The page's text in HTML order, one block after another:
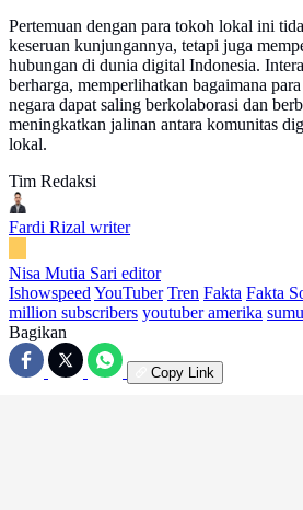
Pertemuan dengan para tokoh lokal ini
keseruan kunjungannya, tetapi juga
hubungan di dunia digital Indonesia.
berharga, memperlihatkan bagaimana para
negara dapat saling berkolaborasi dan
meningkatkan jalinan antara komunitas
lokal.
Tim Redaksi
Fardi Rizal writer
Nisa Mutia Sari editor
Ishowspeed YouTuber Tren Fakta Fakta
million subscribers youtuber amerika
Bagikan
Copy Link